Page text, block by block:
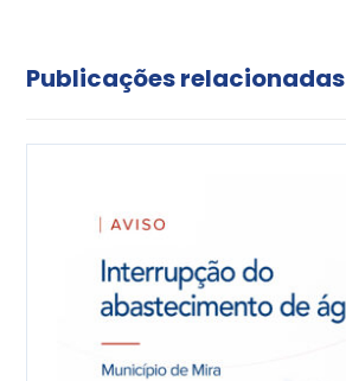
Publicações relacionadas